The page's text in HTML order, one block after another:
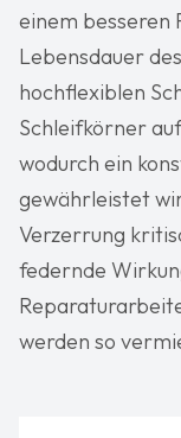
einem besseren
Lebensdauer
hochflexiblen
Schleifkörner
wodurch ein
gewährleistet
Verzerrung
federnde
werden so